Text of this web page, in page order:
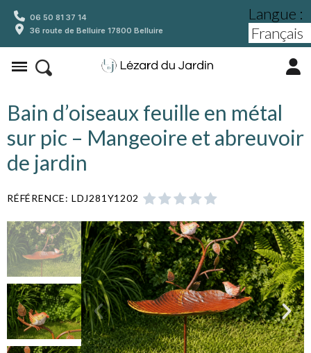
06 50 81 37 14
36 route de Belluire 17800 Belluire
Langue :
Bain d’oiseaux feuille en métal
sur pic – Mangeoire et abreuvoir
de jardin
RÉFÉRENCE LDJ281Y1202     